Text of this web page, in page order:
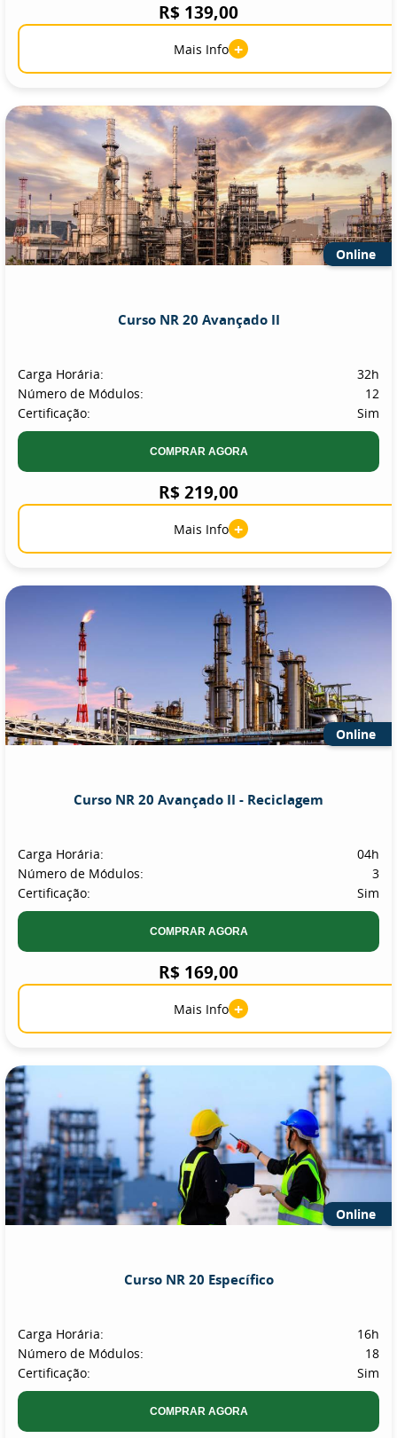
R$ 139,00
Mais Info +
Online
Curso NR 20 Avançado II
Carga Horária:
32h
Número de Módulos:
12
Certificação:
Sim
COMPRAR AGORA
R$ 219,00
Mais Info +
Online
Curso NR 20 Avançado II - Reciclagem
Carga Horária:
04h
Número de Módulos:
3
Certificação:
Sim
COMPRAR AGORA
R$ 169,00
Mais Info +
Online
Curso NR 20 Específico
Carga Horária:
16h
Número de Módulos:
18
Certificação:
Sim
COMPRAR AGORA